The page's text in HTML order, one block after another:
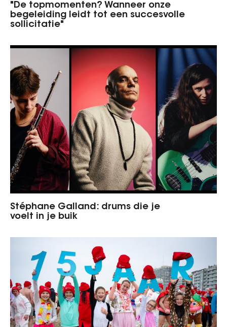
"De topmomenten? Wanneer onze
begeleiding leidt tot een succesvolle
sollicitatie"
Stéphane Galland: drums die je
voelt in je buik